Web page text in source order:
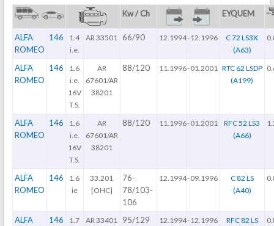
Kw / Ch EYQUEM
ALFA
ROMEO
146
1.4
i.e.
AR 33501 66/90 12.1994-12.1996
C 72 LS3X
(A63)
ALFA
ROMEO
146
1.6
i.e.
16V
T.S.
AR
67601/AR
38201
88/120 11.1996-01.2001 RTC 62 LSDP
(A199)
ALFA
ROMEO
146
1.6
i.e.
16V
T.S.
AR
67601/AR
38201
88/120 11.1996-01.2001
RFC 52 LS3
(A66)
ALFA
ROMEO
146
1.6
ie
33.201
[OHC]
76-
78/103-
106
12.1994-09.1996
C 82 LS
(A40)
ALFA
146
1.7
AR 33401 95/129 12.1994-12.1996
RFC 82 LS